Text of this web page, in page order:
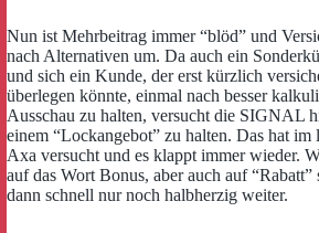
Nun ist Mehrbeitrag immer “blöd” und
nach Alternativen um. Da auch ein
und sich ein Kunde, der erst kürzlich
überlegen könnte, einmal nach besser
Ausschau zu halten, versucht die SIGNAL
einem “Lockangebot” zu halten. Das hat im
Axa versucht und es klappt immer wieder.
auf das Wort Bonus, aber auch auf “Rabatt”
dann schnell nur noch halbherzig weiter.